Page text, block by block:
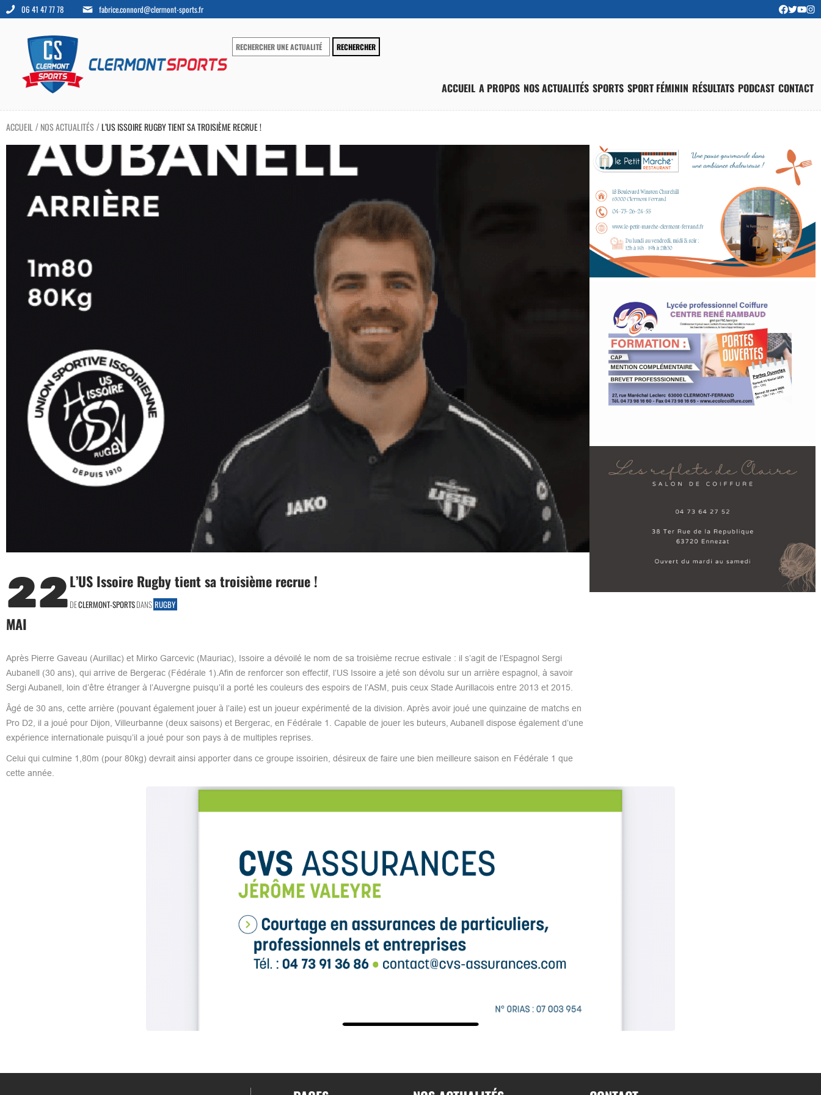
06 41 47 77 78 fabrice.connord@clermont-sports.fr
ACCUEIL A PROPOS NOS ACTUALITÉS SPORTS SPORT FÉMININ RÉSULTATS PODCAST CONTACT
ACCUEIL / NOS ACTUALITÉS/L’US ISSOIRE RUGBY TIENT SA TROISIÈME RECRUE !
22
MAI
L’US Issoire Rugby tient sa troisième recrue !
DECLERMONT-SPORTSDANS RUGBY
Après Pierre Gaveau (Aurillac) et Mirko Garcevic (Mauriac), Issoire a dévoilé le nom de sa troisième recrue estivale : il s’agit de l’Espagnol Sergi
Aubanell (30 ans), qui arrive de Bergerac (Fédérale 1).Afin de renforcer son effectif, l’US Issoire a jeté son dévolu sur un arrière espagnol, à savoir
Sergi Aubanell, loin d’être étranger à l’Auvergne puisqu’il a porté les couleurs des espoirs de l’ASM, puis ceux Stade Aurillacois entre 2013 et 2015.
Âgé de 30 ans, cette arrière (pouvant également jouer à l’aile) est un joueur expérimenté de la division. Après avoir joué une quinzaine de matchs en
Pro D2, il a joué pour Dijon, Villeurbanne (deux saisons) et Bergerac, en Fédérale 1. Capable de jouer les buteurs, Aubanell dispose également d’une
expérience internationale puisqu’il a joué pour son pays à de multiples reprises.
Celui qui culmine 1,80m (pour 80kg) devrait ainsi apporter dans ce groupe issoirien, désireux de faire une bien meilleure saison en Fédérale 1 que
cette année.